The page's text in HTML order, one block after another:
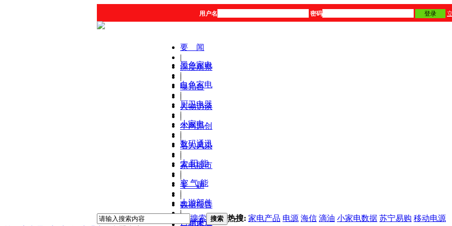
用户名 密码 登录
要 闻
|
深度观察
|
曝光台
|
人物访谈
|
本网原创
|
名人风采
|
家电股市
|
专 题
|
数据报告
|
产品库
黑色家电
|
白色家电
|
厨卫电器
|
小家电
|
数码通讯
|
太 阳 能
|
空 气 能
|
上游部件
|
营销渠道
搜索 搜索 热搜: 家电产品 电源 海信 滴油 小家电数据 苏宁易购 移动电源